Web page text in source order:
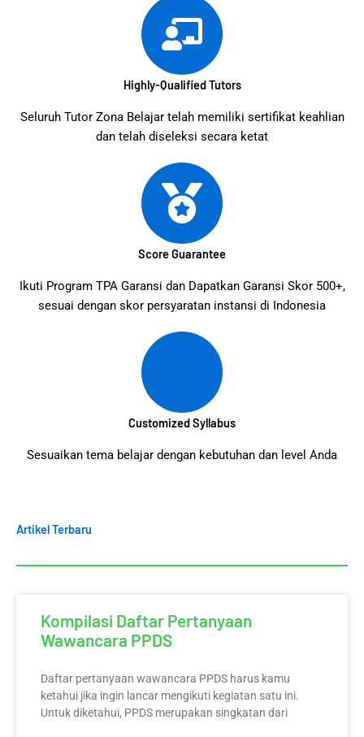
Highly-Qualified Tutors
Seluruh Tutor Zona Belajar telah memiliki sertifikat keahlian
dan telah diseleksi secara ketat
Score Guarantee
Ikuti Program TPA Garansi dan Dapatkan Garansi Skor 500+,
sesuai dengan skor persyaratan instansi di Indonesia
Customized Syllabus
Sesuaikan tema belajar dengan kebutuhan dan level Anda
Artikel Terbaru
Kompilasi Daftar Pertanyaan
Wawancara PPDS
Daftar pertanyaan wawancara PPDS harus kamu
ketahui jika ingin lancar mengikuti kegiatan satu ini.
Untuk diketahui, PPDS merupakan singkatan dari